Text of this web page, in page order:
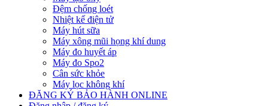
Đệm chống loét
Nhiệt kế điện tử
Máy hút sữa
Máy xông mũi họng khí dung
Máy đo huyết áp
Máy đo Spo2
Cân sức khỏe
Máy lọc không khí
ĐĂNG KÝ BẢO HÀNH ONLINE